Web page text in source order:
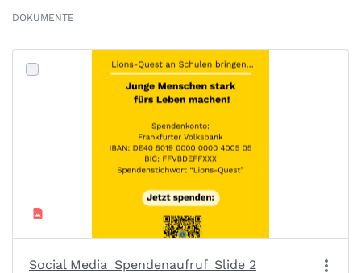
DOKUMENTE
Social Media_Spendenaufruf_Slide 2